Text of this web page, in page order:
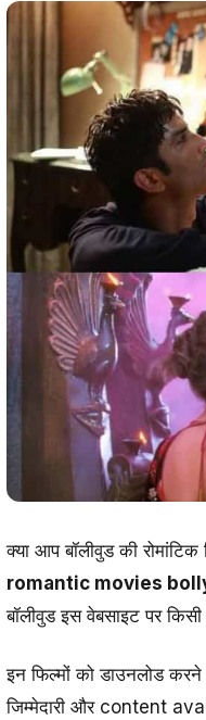
क्या आप बॉलीवुड की
romantic movies
बॉलीवुड इस वेबसाइट पर
इन फिल्मों को डाउनलोड
जिम्मेदारी और content